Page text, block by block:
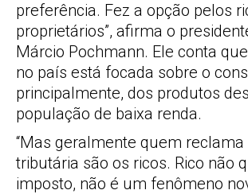
preferência. Fez a opção pelos
proprietários”, afirma o
Márcio Pochmann. Ele conta
no país está focada sobre o
principalmente, dos produtos
população de baixa renda.
“Mas geralmente quem reclama
tributária são os ricos. Rico não
imposto, não é um fenômeno